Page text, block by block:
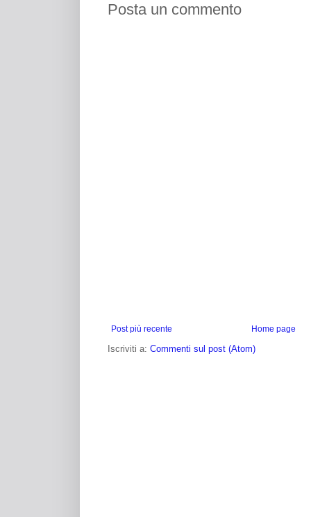
Posta un commento
Post più recente Home page
Iscriviti a: Commenti sul post (Atom)